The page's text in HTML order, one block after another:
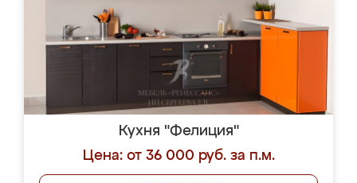
Кухня "Фелиция"
Цена: от 36 000 руб. за п.м.